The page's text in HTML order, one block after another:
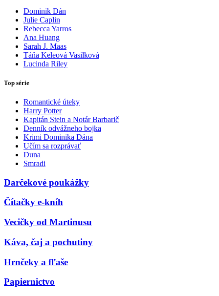
Dominik Dán
Julie Caplin
Rebecca Yarros
Ana Huang
Sarah J. Maas
Táňa Keleová Vasilková
Lucinda Riley
Top série
Romantické úteky
Harry Potter
Kapitán Stein a Notár Barbarič
Denník odvážneho bojka
Krimi Dominika Dána
Učím sa rozprávať
Duna
Smradi
Darčekové poukážky
Čítačky e-kníh
Vecičky od Martinusu
Káva, čaj a pochutiny
Hrnčeky a fľaše
Papiernictvo